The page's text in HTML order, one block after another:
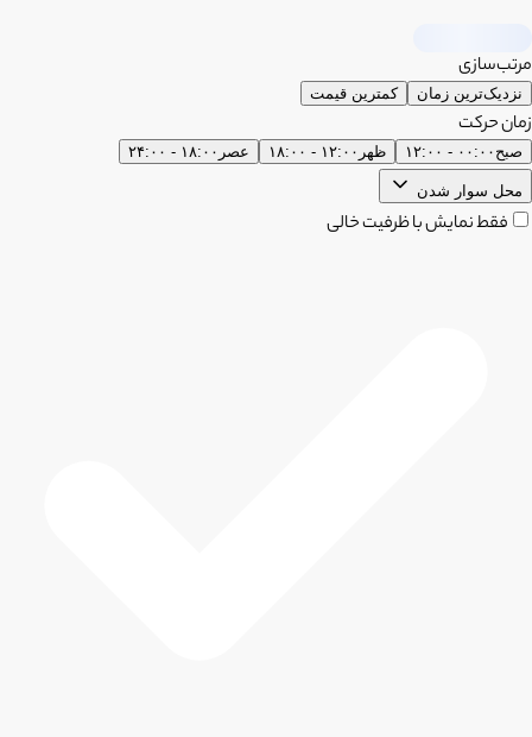
مرتب‌سازی
نزدیک‌ترین زمان کمترین قیمت
زمان حرکت
صبح ۰۰:۰۰ - ۱۲:۰۰ ظهر ۱۲:۰۰ - ۱۸:۰۰ عصر ۱۸:۰۰ - ۲۴:۰۰
محل سوار شدن
فقط نمایش با ظرفیت خالی